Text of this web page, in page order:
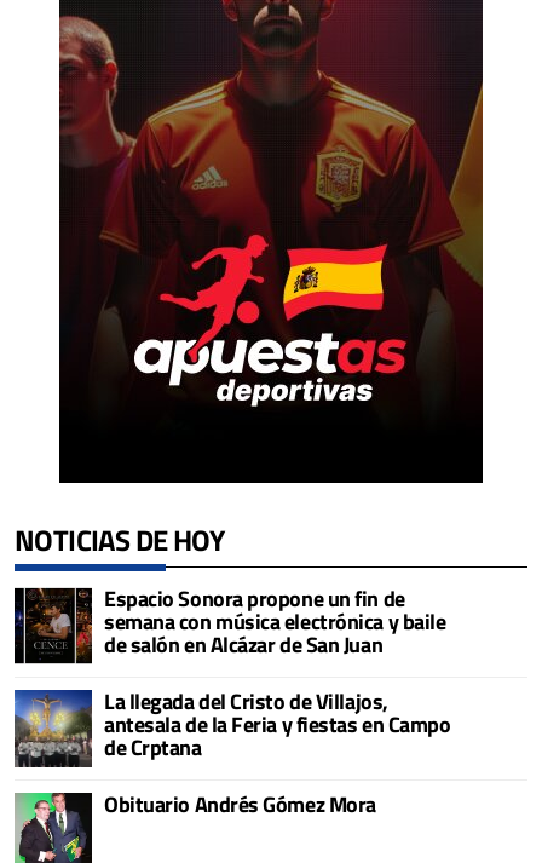
NOTICIAS DE HOY
Espacio Sonora propone un fin de
semana con música electrónica y baile
de salón en Alcázar de San Juan
La llegada del Cristo de Villajos,
antesala de la Feria y fiestas en Campo
de Crptana
Obituario Andrés Gómez Mora